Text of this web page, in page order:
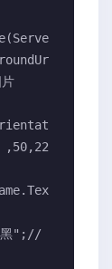
,50,22
黑";//